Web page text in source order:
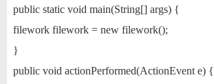
public static void main(String[] args) {
filework filework = new filework();
}
public void actionPerformed(ActionEvent e) {